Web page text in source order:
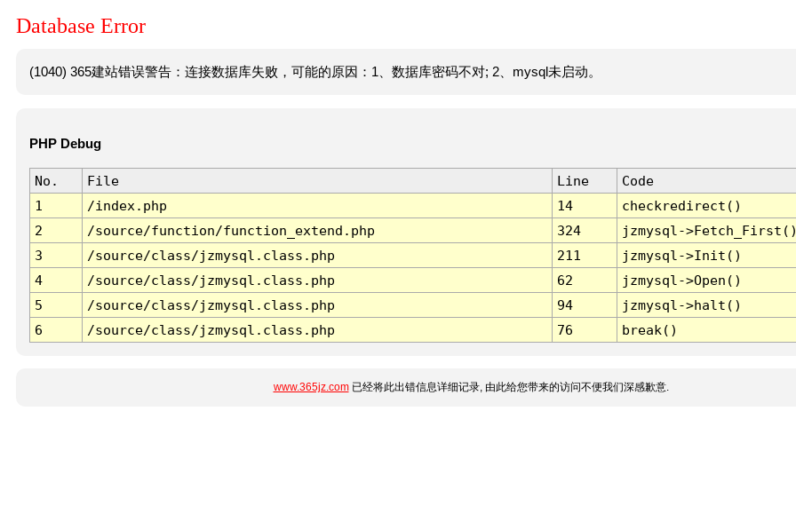
Database Error
(1040) 365建站错误警告：连接数据库失败，可能的原因：1、数据库密码不对; 2、mysql未启动。
PHP Debug
No. File Line
Code
1
/index.php 14
checkredirect()
2
/source/function/function_extend.php 324
jzmysql-
3
/source/class/jzmysql.class.php 211
jzmysql->Init()
4
/source/class/jzmysql.class.php 62
jzmysql->Open()
5
/source/class/jzmysql.class.php 94
jzmysql->halt()
6
/source/class/jzmysql.class.php 76 break()
www.365jz.com已经将此出错信息详细记录, 由此给您带来的访问不便我们深感歉意.